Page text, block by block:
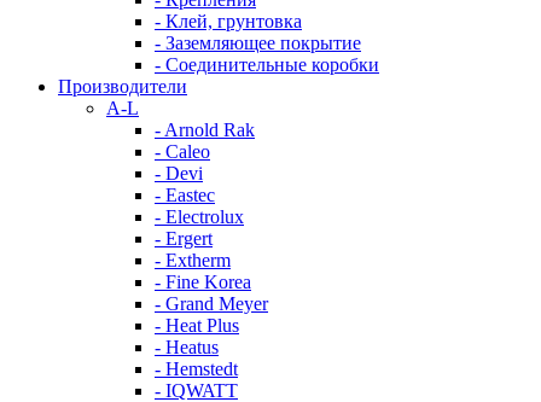
- Клей, грунтовка
- Заземляющее покрытие
- Соединительные коробки
Производители
A-L
- Arnold Rak
- Caleo
- Devi
- Eastec
- Electrolux
- Ergert
- Extherm
- Fine Korea
- Grand Meyer
- Heat Plus
- Heatus
- Hemstedt
- IQWATT